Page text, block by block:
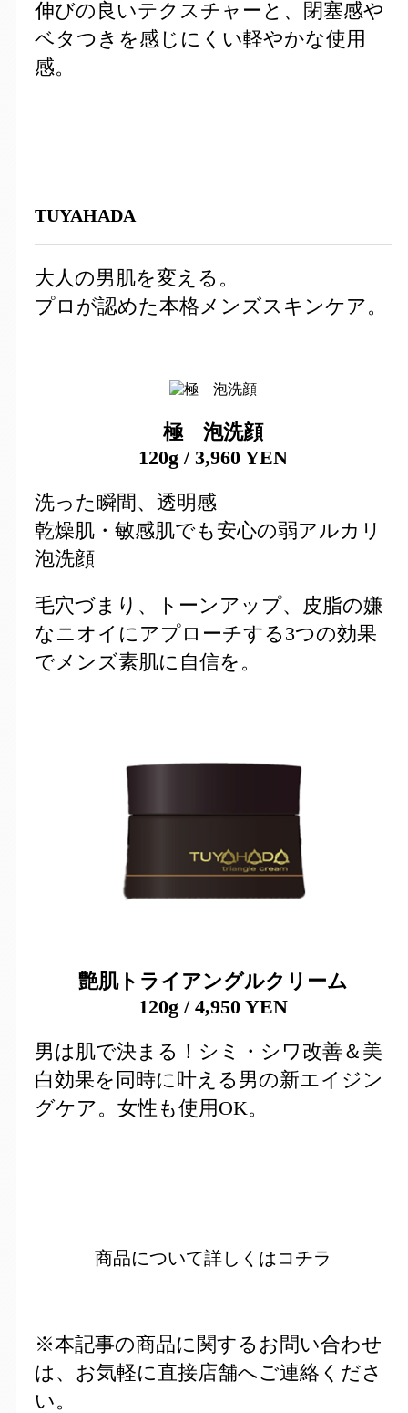
伸びの良いテクスチャーと、閉塞感や
ベタつきを感じにくい軽やかな使用
感。
TUYAHADA
大人の男肌を変える。
プロが認めた本格メンズスキンケア。
極 泡洗顔
120g / 3,960 YEN
洗った瞬間、透明感
乾燥肌・敏感肌でも安心の弱アルカリ
泡洗顔
毛穴づまり、トーンアップ、皮脂の嫌
なニオイにアプローチする3つの効果
でメンズ素肌に自信を。
艶肌トライアングルクリーム
120g / 4,950 YEN
男は肌で決まる！シミ・シワ改善＆美
白効果を同時に叶える男の新エイジン
グケア。女性も使用OK。
商品について詳しくはコチラ
※本記事の商品に関するお問い合わせ
は、お気軽に直接店舗へご連絡くださ
い。